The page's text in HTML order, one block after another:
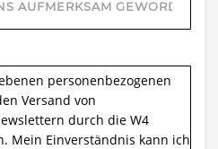
personenbezogenen
Versand von
durch die W4
Mein Einverständnis kann ich